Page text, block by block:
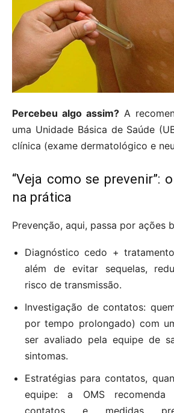
Percebeu algo assim? A
uma Unidade Básica de Saúde
clínica (exame dermatológico e
“Veja como se prevenir”:
na prática
Prevenção, aqui, passa por ações
Diagnóstico cedo +
além de evitar sequelas,
risco de transmissão.
Investigação de contatos:
por tempo prolongado) com
ser avaliado pela equipe de
sintomas.
Estratégias para contatos,
equipe: a OMS recomenda